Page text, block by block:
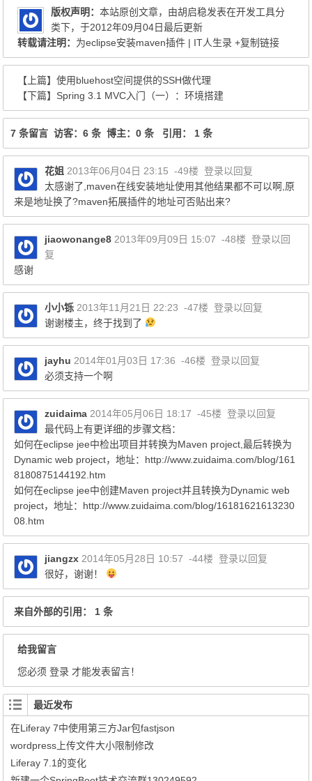
版权声明：本站原创文章，由胡启稳发表在开发工具分
类下，于2012年09月04日最后更新
转载请注明： 为eclipse安装maven插件 | IT人生录 +复制链接
【上篇】使用bluehost空间提供的SSH做代理
【下篇】 Spring 3.1 MVC入门（一）：环境搭建
7 条留言 访客：6 条 博主：0 条 引用： 1 条
花姐 2013年06月04日 23:15 -49楼 登录以回复
太感谢了,maven在线安装地址使用其他结果都不可以啊,原
来是地址换了?maven拓展插件的地址可否贴出来?
jiaowonange8 2013年09月09日 15:07 -48楼 登录以回
复
感谢
小小铄 2013年11月21日 22:23 -47楼 登录以回复
谢谢楼主，终于找到了
jayhu 2014年01月03日 17:36 -46楼 登录以回复
必须支持一个啊
zuidaima 2014年05月06日 18:17 -45楼 登录以回复
最代码上有更详细的步骤文档：
如何在eclipse jee中检出项目并转换为Maven project,最后转换为
Dynamic web project，地址：http://www.zuidaima.com/blog/161
8180875144192.htm
如何在eclipse jee中创建Maven project并且转换为Dynamic web
project，地址：http://www.zuidaima.com/blog/16181621613230
08.htm
jiangzx 2014年05月28日 10:57 -44楼 登录以回复
很好，谢谢！
来自外部的引用： 1 条
给我留言
您必须 登录 才能发表留言！
最近发布
在Liferay 7中使用第三方Jar包fastjson
wordpress上传文件大小限制修改
Liferay 7.1的变化